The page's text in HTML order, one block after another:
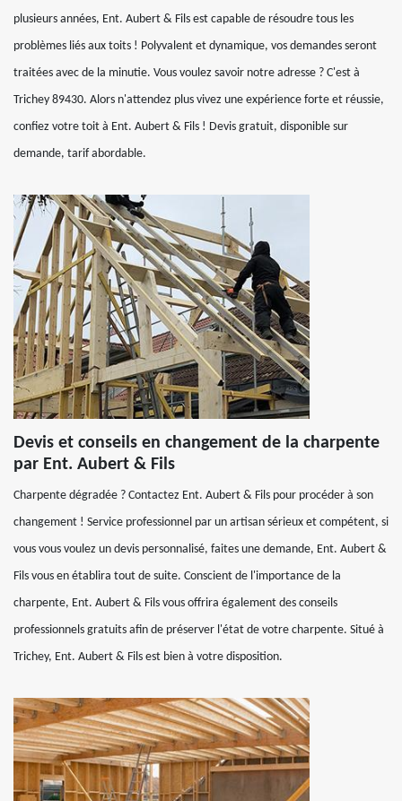
plusieurs années, Ent. Aubert & Fils est capable de résoudre tous les
problèmes liés aux toits ! Polyvalent et dynamique, vos demandes seront
traitées avec de la minutie. Vous voulez savoir notre adresse ? C'est à
Trichey 89430. Alors n'attendez plus vivez une expérience forte et réussie,
confiez votre toit à Ent. Aubert & Fils ! Devis gratuit, disponible sur
demande, tarif abordable.
Devis et conseils en changement de la charpente
par Ent. Aubert & Fils
Charpente dégradée ? Contactez Ent. Aubert & Fils pour procéder à son
changement ! Service professionnel par un artisan sérieux et compétent, si
vous vous voulez un devis personnalisé, faites une demande, Ent. Aubert &
Fils vous en établira tout de suite. Conscient de l'importance de la
charpente, Ent. Aubert & Fils vous offrira également des conseils
professionnels gratuits afin de préserver l'état de votre charpente. Situé à
Trichey, Ent. Aubert & Fils est bien à votre disposition.